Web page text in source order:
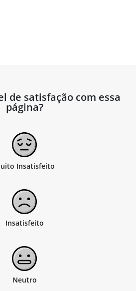
de satisfação com essa
página?